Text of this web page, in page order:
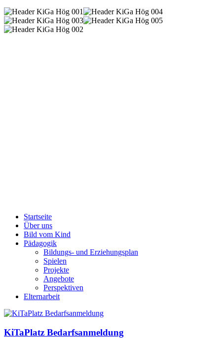
Startseite
Über uns
Bild vom Kind
Pädagogik
Bildungs- und Erziehungsplan
Spielen
Projekte
Angebote
Perspektiven
Elternarbeit
KiTaPlatz Bedarfsanmeldung